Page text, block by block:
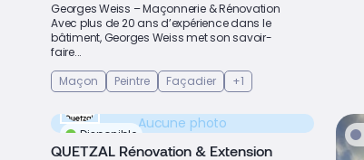
Georges Weiss – Maçonnerie & Rénovation
Avec plus de 20 ans d’expérience dans le
bâtiment, Georges Weiss met son savoir-
faire...
Maçon
Peintre Façadier +1
Disponible
Aucune photo
QUETZAL Rénovation & Extension